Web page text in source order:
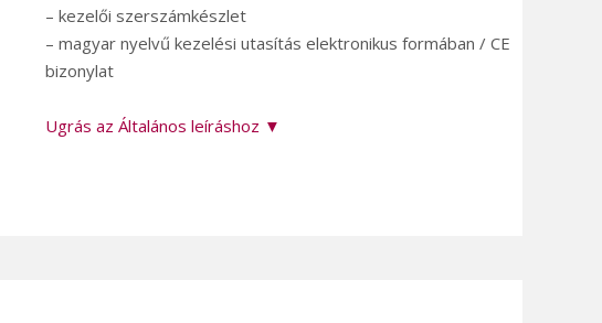
– kezelői szerszámkészlet
– magyar nyelvű kezelési utasítás elektronikus formában / CE
bizonylat
Ugrás az Általános leíráshoz ▼